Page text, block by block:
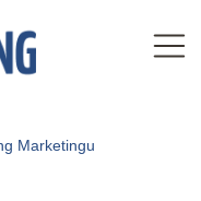
Marketingu